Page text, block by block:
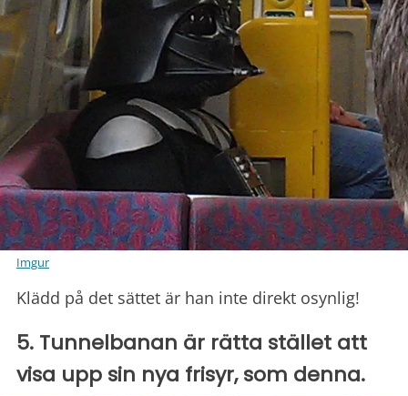
Imgur
Klädd på det sättet är han inte direkt osynlig!
5. Tunnelbanan är rätta stället att
visa upp sin nya frisyr, som denna.